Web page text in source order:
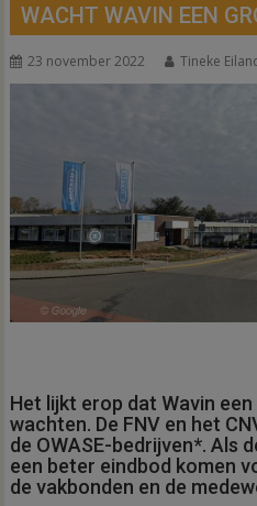
WACHT WAVIN EEN
23 november 2022 Tineke
Het lijkt erop dat Wavin
wachten. De FNV en het
de OWASE-bedrijven*. Als
een beter eindbod komen
de vakbonden en de